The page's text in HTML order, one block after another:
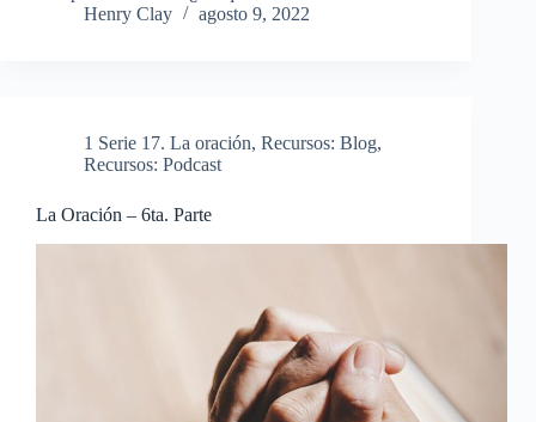
Henry Clay
agosto 9, 2022
1 Serie 17. La oración, Recursos: Blog,
Recursos: Podcast
La Oración – 6ta. Parte